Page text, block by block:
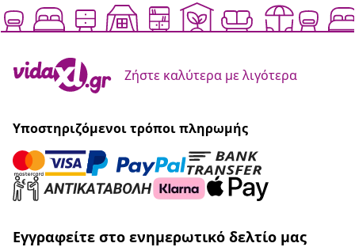
Ζήστε καλύτερα με λιγότερα
Υποστηριζόμενοι τρόποι πληρωμής
Εγγραφείτε στο ενημερωτικό δελτίο μας